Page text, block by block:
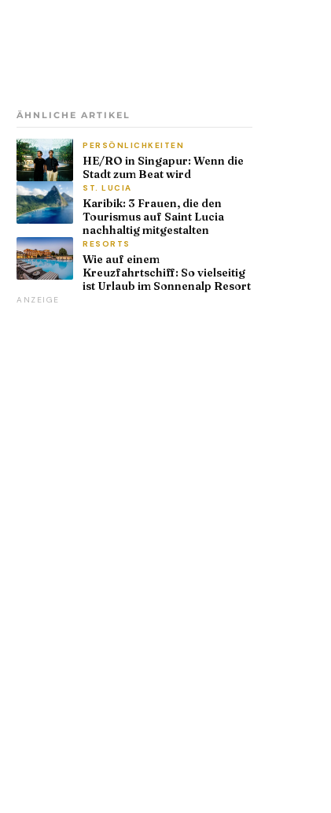
ÄHNLICHE ARTIKEL
PERSÖNLICHKEITEN
HE/RO in Singapur: Wenn die
Stadt zum Beat wird
ST. LUCIA
Karibik: 3 Frauen, die den
Tourismus auf Saint Lucia
nachhaltig mitgestalten
RESORTS
Wie auf einem
Kreuzfahrtschiff: So vielseitig
ist Urlaub im Sonnenalp Resort
ANZEIGE